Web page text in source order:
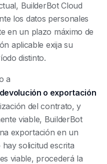
BuilderBot Cloud
los datos personales
en un plazo máximo de
aplicable exija su
distinto.
a
devolución o exportación
del contrato, y
viable, BuilderBot
exportación en un
solicitud escrita
viable, procederá la